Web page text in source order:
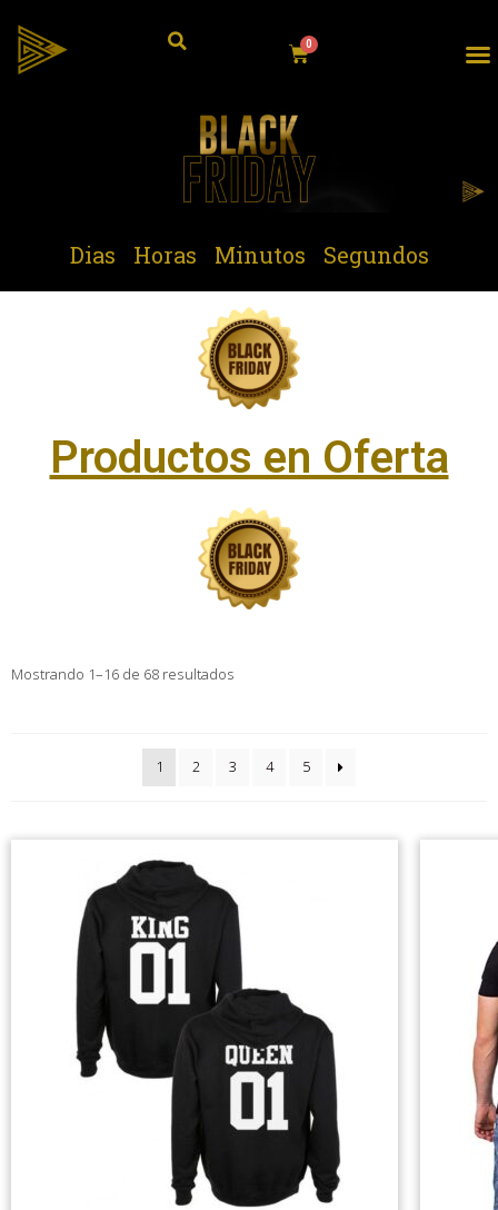
Dias Horas Minutos Segundos
Productos en Oferta
Mostrando 1–16 de 68 resultados
1 2 3 4 5